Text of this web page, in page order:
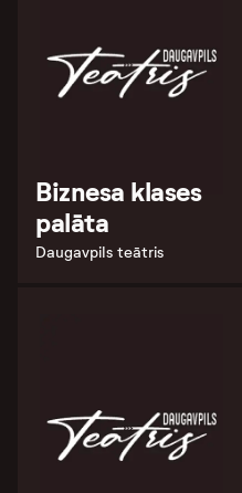
Biznesa klases
palāta
Daugavpils teātris